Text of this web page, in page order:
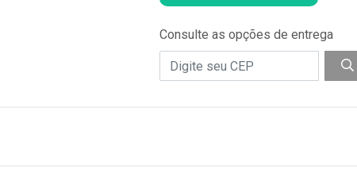
Consulte as opções de entrega